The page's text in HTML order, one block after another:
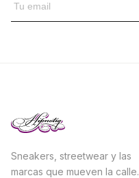
Sneakers, streetwear y las
marcas que mueven la calle.